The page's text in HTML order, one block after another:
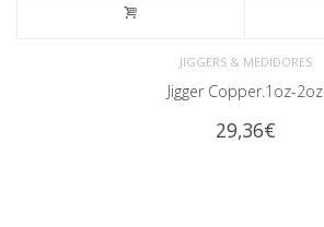
JIGGERS & MEDIDORES
Jigger Copper.1oz-2oz
29,36€